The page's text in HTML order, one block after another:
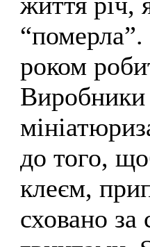
роком
Виробники
до того,
клеєм,
сховано за